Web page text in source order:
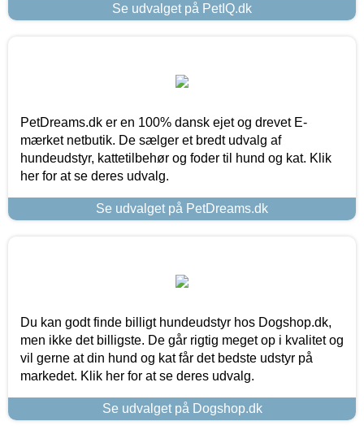
Se udvalget på PetIQ.dk
PetDreams.dk er en 100% dansk ejet og drevet E-
mærket netbutik. De sælger et bredt udvalg af
hundeudstyr, kattetilbehør og foder til hund og kat. Klik
her for at se deres udvalg.
Se udvalget på PetDreams.dk
Du kan godt finde billigt hundeudstyr hos Dogshop.dk,
men ikke det billigste. De går rigtig meget op i kvalitet og
vil gerne at din hund og kat får det bedste udstyr på
markedet. Klik her for at se deres udvalg.
Se udvalget på Dogshop.dk